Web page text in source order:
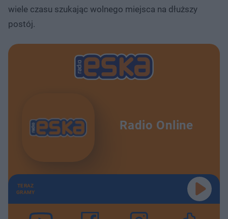
wiele czasu szukając wolnego miejsca na dłuższy
postój.
Radio Online
TERAZ
GRAMY